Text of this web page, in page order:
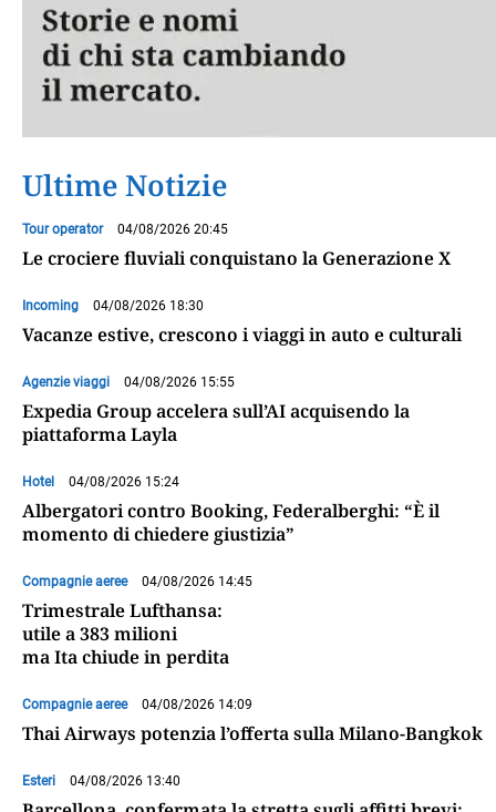
Ultime Notizie
Tour operator 04/08/2026 20:45
Le crociere fluviali conquistano la Generazione X
Incoming 04/08/2026 18:30
Vacanze estive, crescono i viaggi in auto e culturali
Agenzie viaggi 04/08/2026 15:55
Expedia Group accelera sull’AI acquisendo la
piattaforma Layla
Hotel 04/08/2026 15:24
Albergatori contro Booking, Federalberghi: “È il
momento di chiedere giustizia”
Compagnie aeree 04/08/2026 14:45
Trimestrale Lufthansa:
utile a 383 milioni
ma Ita chiude in perdita
Compagnie aeree 04/08/2026 14:09
Thai Airways potenzia l’offerta sulla Milano-Bangkok
Esteri 04/08/2026 13:40